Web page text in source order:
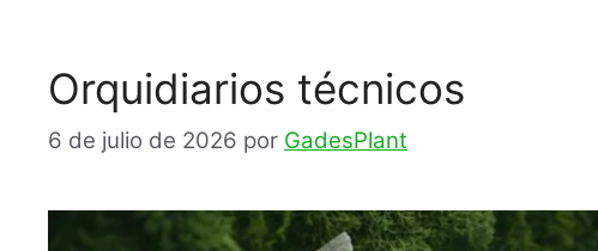
Orquidiarios técnicos
6 de julio de 2026 por GadesPlant